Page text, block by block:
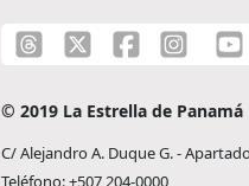
© 2019 La Estrella de Panamá
C/ Alejandro A. Duque G. -